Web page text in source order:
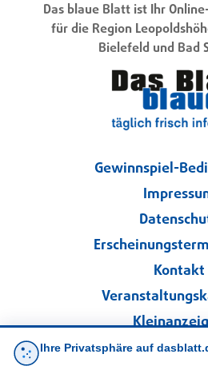
Das blaue Blatt ist Ihr
für die Region
Bielefeld und Bad
Gewinnspiel-
Kontakt
Ihre Privatsphäre auf